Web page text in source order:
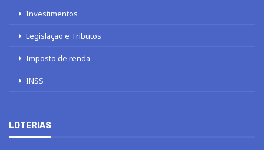
Investimentos
Legislação e Tributos
Imposto de renda
INSS
LOTERIAS